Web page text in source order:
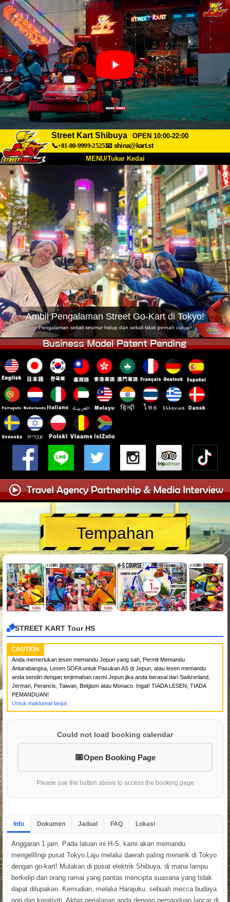
Street Kart Shibuya
OPEN 10:00-22:00
📞+81-80-9999-2525📧 shina@kart.st
MENU/Tukar Kedai
UTAMA
Tentang Spesifikasi Harga
Akses Suara Soalan Lazim
Syarikat Tempahan
Tukar Kedai
Tokyo Shinagawa Tokyo Akihabara#1
Tokyo Akihabara#2 Tokyo Shibuya
Tokyo Shibuya Annex Tokyo Bay
Tokyo Asakusa Osaka
Okinawa
Ambil Pengalaman Street Go-Kart di Tokyo!
Pengalaman sekali seumur hidup dan sekali tidak pernah cukup!
Tempahan
STREET KART Tour HS
CAUTION
Anda memerlukan lesen memandu Jepun yang sah, Permit Memandu
Antarabangsa, Lesen SOFA untuk Pasukan AS di Jepun, atau lesen memandu
anda sendiri dengan terjemahan rasmi Jepun jika anda berasal dari Switzerland,
Jerman, Perancis, Taiwan, Belgium atau Monaco. Ingat! TIADA LESEN, TIADA
PEMANDUAN!
Untuk maklumat lanjut.
Could not load booking calendar
Open Booking Page
Please use the button above to access the booking page
Info Dokumen Jadual FAQ Lokasi
Anggaran 1 jam. Pada laluan ini H-S, kami akan memandu
mengelilingi pusat Tokyo.Laju melalui daerah paling menarik di Tokyo
dengan go-kart! Mulakan di pusat elektrik Shibuya, di mana lampu
berkelip dan orang ramai yang pantas mencipta suasana yang tidak
dapat dilupakan. Kemudian, melalui Harajuku, sebuah mecca budaya
pop dan kreativiti. Akhiri perjalanan anda dengan pemanduan lancar di